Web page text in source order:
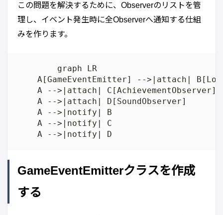
この問題を解決するために、Observerのリストを管
理し、イベント発生時に全Observerへ通知する仕組
みを作ります。
A[GameEventEmitter] -->|attach|
    A -->|attach| C[AchievementObserver]
    A -->|attach| D[SoundObserver]
    A -->|notify| B
    A -->|notify| C
GameEventEmitterクラスを作成
する